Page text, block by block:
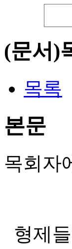
(문서)
목록
본문
목회자
형제